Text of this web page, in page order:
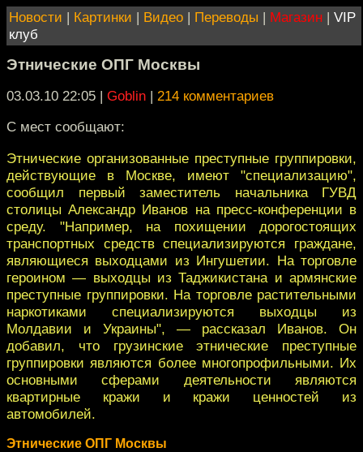
Новости | Картинки | Видео | Переводы | Магазин | VIP
клуб
Этнические ОПГ Москвы
03.03.10 22:05 | Goblin | 214 комментариев
С мест сообщают:
Этнические организованные преступные группировки,
действующие в Москве, имеют "специализацию",
сообщил первый заместитель начальника ГУВД
столицы Александр Иванов на пресс-конференции в
среду. "Например, на похищении дорогостоящих
транспортных средств специализируются граждане,
являющиеся выходцами из Ингушетии. На торговле
героином — выходцы из Таджикистана и армянские
преступные группировки. На торговле растительными
наркотиками специализируются выходцы из
Молдавии и Украины", — рассказал Иванов. Он
добавил, что грузинские этнические преступные
группировки являются более многопрофильными. Их
основными сферами деятельности являются
квартирные кражи и кражи ценностей из
автомобилей.
Этнические ОПГ Москвы